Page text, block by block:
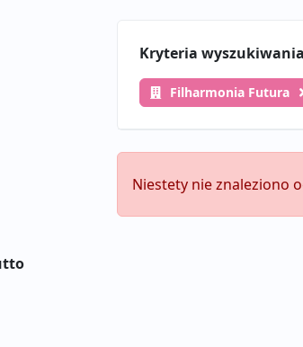
Kryteria wyszukiwania
Filharmonia Futura
Niestety nie znaleziono